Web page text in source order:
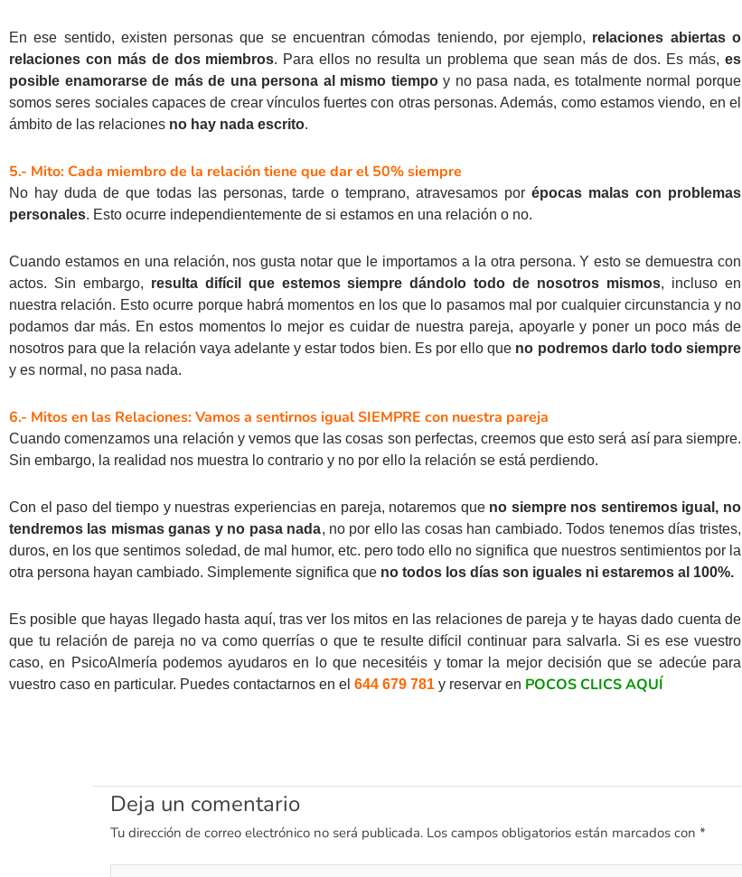
En ese sentido, existen personas que se encuentran cómodas teniendo, por ejemplo, relaciones abiertas o
relaciones con más de dos miembros. Para ellos no resulta un problema que sean más de dos. Es más, es
posible enamorarse de más de una persona al mismo tiempoy no pasa nada, es totalmente normal porque
somos seres sociales capaces de crear vínculos fuertes con otras personas. Además, como estamos viendo, en el
ámbito de las relaciones no hay nada escrito.
5.- Mito: Cada miembro de la relación tiene que dar el 50% siempre
No hay duda de que todas las personas, tarde o temprano, atravesamos porépocas malas con problemas
personales. Esto ocurre independientemente de si estamos en una relación o no.
Cuando estamos en una relación, nos gusta notar que le importamos a la otra persona. Y esto se demuestra con
actos. Sin embargo, resulta difícil que estemos siempre dándolo todo de nosotros mismos, incluso en
nuestra relación. Esto ocurre porque habrá momentos en los que lo pasamos mal por cualquier circunstancia y no
podamos dar más. En estos momentos lo mejor es cuidar de nuestra pareja, apoyarle y poner un poco más de
nosotros para que la relación vaya adelante y estar todos bien. Es por ello que no podremos darlo todo siempre
y es normal, no pasa nada.
6.- Mitos en las Relaciones: Vamos a sentirnos igual SIEMPRE con nuestra pareja
Cuando comenzamos una relación y vemos que las cosas son perfectas, creemos que esto será así para siempre.
Sin embargo, la realidad nos muestra lo contrario y no por ello la relación se está perdiendo.
Con el paso del tiempo y nuestras experiencias en pareja, notaremos que no siempre nos sentiremos igual, no
tendremos las mismas ganas y no pasa nada, no por ello las cosas han cambiado. Todos tenemos días tristes,
duros, en los que sentimos soledad, de mal humor, etc. pero todo ello no significa que nuestros sentimientos por la
otra persona hayan cambiado. Simplemente significa que no todos los días son iguales ni estaremos al 100%.
Es posible que hayas llegado hasta aquí, tras ver los mitos en las relaciones de pareja y te hayas dado cuenta de
que tu relación de pareja no va como querrías o que te resulte difícil continuar para salvarla. Si es ese vuestro
caso, en PsicoAlmería podemos ayudaros en lo que necesitéis y tomar la mejor decisión que se adecúe para
vuestro caso en particular. Puedes contactarnos en el 644 679 781 y reservar en POCOS CLICS AQUÍ
Deja un comentario
Tu dirección de correo electrónico no será publicada. Los campos obligatorios están marcados con *